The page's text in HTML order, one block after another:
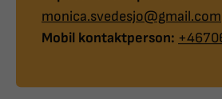
monica.svedesjo@gmail.com
Mobil kontaktperson: